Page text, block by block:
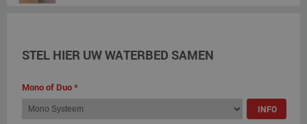
STEL HIER UW WATERBED SAMEN
Mono of Duo*
INFO